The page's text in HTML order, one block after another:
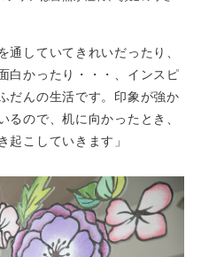
通していてきれいだったり、
白かったり・・・、インスピ
だんの生活です。印象が強か
るので、机に向かったとき、
起こしていきます」